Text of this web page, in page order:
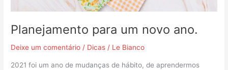
Planejamento para um novo ano.
Deixe um comentário / Dicas / Le Bianco
2021 foi um ano de mudanças de hábito, de aprendermos